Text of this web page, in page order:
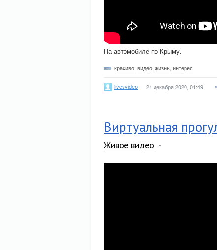
На автомобиле по Крыму.
красиво видео жизнь интерес
livesvideo 21 декабря 2020, 01:49
Виртуальная
Живое видео